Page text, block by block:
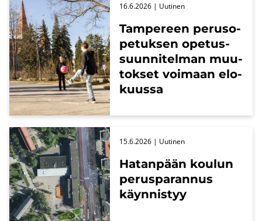
Tam­pe­reen pe­rus­o­
pe­tuk­sen ope­tus­
suun­ni­tel­man muu­
tok­set voi­maan elo­
kuus­sa
16.6.2026 | Uu­ti­nen
Ha­tan­pään kou­lun
pe­rus­pa­ran­nus
käyn­nis­tyy
15.6.2026 | Uu­ti­nen